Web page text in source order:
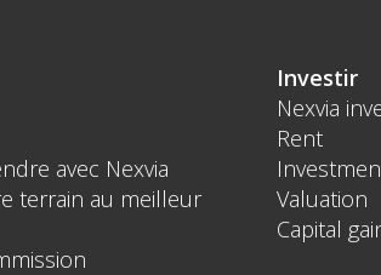
avec Nexvia
terrain au meilleur
Investir
Nexvia
Rent
Valuation
Capital